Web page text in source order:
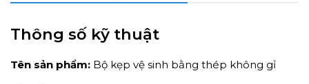
Thông số kỹ thuật
Tên sản phẩm: Bộ kẹp vệ sinh bằng thép không gỉ